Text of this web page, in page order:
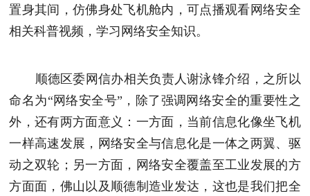
置身其间，仿佛身处飞机舱内，可点播观看网络安全
相关科普视频，学习网络安全知识。
顺德区委网信办相关负责人谢泳锋介绍，之所以
命名为“网络安全号”，除了强调网络安全的重要性之
外，还有两方面意义：一方面，当前信息化像坐飞机
一样高速发展，网络安全与信息化是一体之两翼、驱
动之双轮；另一方面，网络安全覆盖至工业发展的方
方面面，佛山以及顺德制造业发达，这也是我们把全